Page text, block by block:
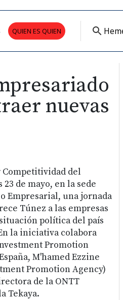
QUIEN ES QUIEN
nuevas
Competitividad del
de mayo, en la sede
Empresarial, una jornada
Túnez a las empresas
política del país
la iniciativa colabora
Promotion
M'hamed Ezzine
Promotion Agency)
de la ONTT
Tekaya.